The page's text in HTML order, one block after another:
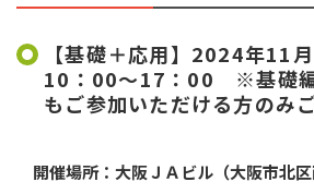
【基礎＋応用】 2024年11
10：00～17：00 ※基礎
もご参加いただける方のみ
開催場所：大阪ＪＡビル （大阪市北